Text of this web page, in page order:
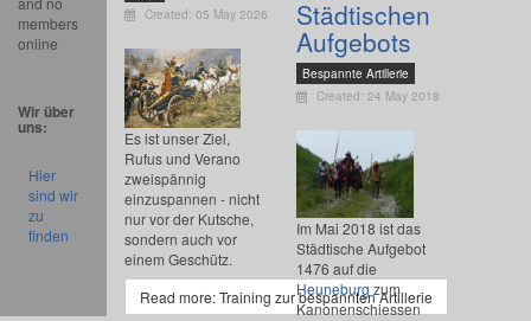
Created: 05 May 2026
Es ist unser Ziel,
Rufus und Verano
zweispännig
einzuspannen - nicht
nur vor der Kutsche,
sondern auch vor
einem Geschütz.
Read more: Training zur bespannten Artillerie
Städtischen
Aufgebots
Bespannte Artillerie
Created: 24 May 2018
Im Mai 2018 ist das
Städtische Aufgebot
1476 auf die
Heuneburg zum
Kanonenschiessen
members
online
Wir über
uns:
Hier
sind wir
zu
finden